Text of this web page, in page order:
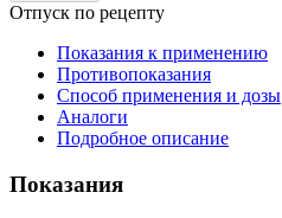
Отпуск по рецепту
Показания к применению
Противопоказания
Способ применения и дозы
Аналоги
Подробное описание
Показания